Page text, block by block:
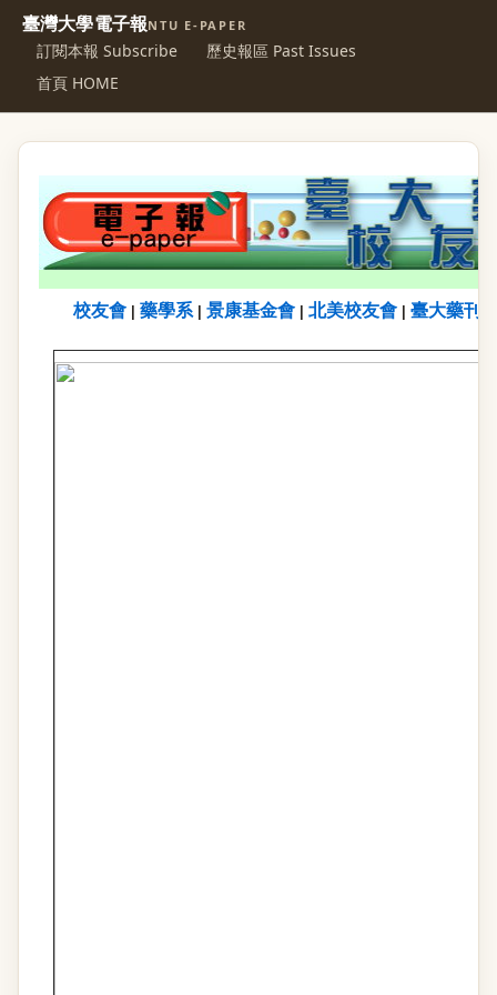
臺灣大學電子報NTU E-PAPER
訂閱本報 Subscribe
歷史報區 Past Issues
首頁 HOME
校友會 藥學系| 景康基金會 北美校友會 臺大藥刊